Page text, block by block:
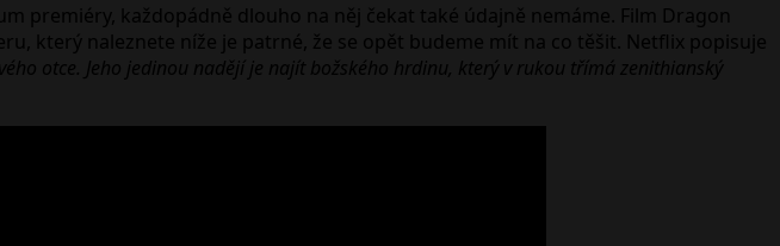
premiéry, každopádně dlouho na něj čekat také údajně nemáme. Film Dragon
který naleznete níže je patrné, že se opět budeme mít na co těšit. Netflix popisuje
otce. Jeho jedinou nadějí je najít božského hrdinu, který v rukou třímá zenithianský